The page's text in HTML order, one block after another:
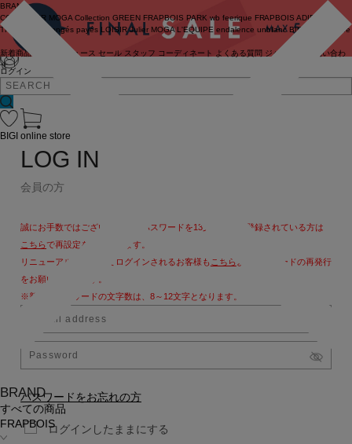
ログイン
BRAND
COUTURIER MOGA Collection GREEN FRAPBOIS PARK wb feerique FRAPBOIS ADIEU
TRISTESSE
congés payés LOISIR Julier MOGA L'EQUIPE endalence unbilanc BIGI online store
新着商品 ニュース セール スタッフ コーディネート よくある質問 ジャーナル
お問い合わ
せ
BRAND
すべての商品
FRAPBOIS
BIGI online store
LOG IN
会員の方
誠にお手数ではございますが、パスワードを13文字以上で登録されている方は
こちらで再設定をお願いします。
リニューアル後、初めてログインされるお客様も こちら よりパスワードの再発行
をお願いいたします。
※新しいパスワードの文字数は、8～12文字となります。
パスワードをお忘れの方
ログインしたままにする